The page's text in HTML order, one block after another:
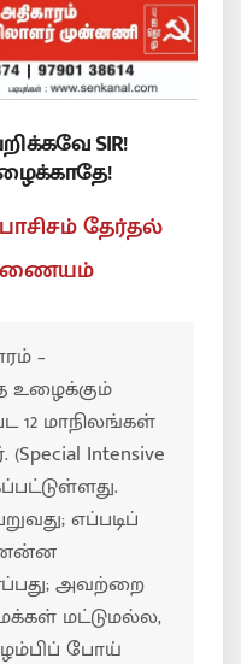
SIR!
தேர்தல்
–
உழைக்கும்
12 மாநிலங்கள்
Intensive
எப்படிப்
அவற்றை
மட்டுமல்ல,
போய்